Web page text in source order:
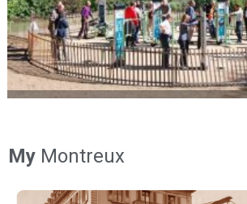
My Montreux